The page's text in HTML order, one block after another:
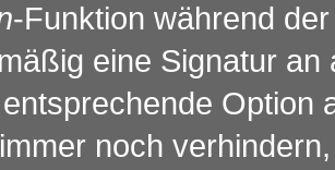
-Funktion während
eine Signatur
Option
noch